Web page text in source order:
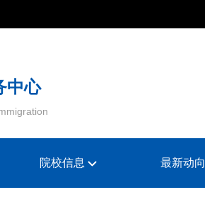
中心
院校信息 最新动向